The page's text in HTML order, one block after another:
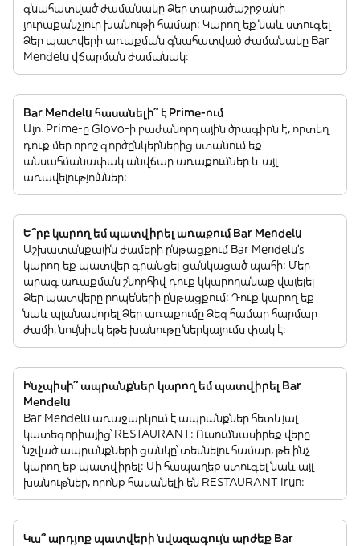
գնահատված ժամանակը Ձեր տարածաշրջանի
յուրաքանչյուր խանութի համար: Կարող եք նաև ստուգել
Ձեր պատվերի առաքման գնահատված ժամանակը Bar
Mendelu վճարման ժամանակ:
Bar Mendelu հասանելի՞ է Prime-ում
Այո. Prime-ը Glovo-ի բաժանորդային ծրագիրն է, որտեղ
դուք մեր որոշ գործընկերներից ստանում եք
անսահմանափակ անվճար առաքումներ և այլ
առավելություններ:
Ե՞րբ կարող եմ պատվիրել առաքում Bar Mendelu
Աշխատանքային ժամերի ընթացքում Bar Mendelu’s
կարող եք պատվեր գրանցել ցանկացած պահի: Մեր
արագ առաքման շնորհիվ դուք կկարողանաք վայելել
Ձեր պատվերը րոպեների ընթացքում: Դուք կարող եք
նաև պլանավորել Ձեր առաքումը Ձեզ համար հարմար
ժամի, նույնիսկ եթե խանութը ներկայումս փակ է:
Ինչպիսի՞ ապրանքներ կարող եմ պատվիրել Bar
Mendelu
Bar Mendelu առաջարկում է ապրանքներ հետևյալ
կատեգորիայից՝ RESTAURANT: Ուսումնասիրեք վերը
նշված ապրանքների ցանկը՝ տեսնելու համար, թե ինչ
կարող եք պատվիրել: Մի հապաղեք ստուգել նաև այլ
խանութներ, որոնք հասանելի են RESTAURANT Irun:
Կա՞ արդյոք պատվերի նվազագույն արժեք Bar